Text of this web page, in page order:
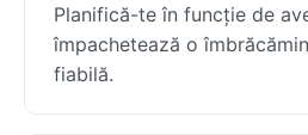
Planifică-te în funcție de
împachetează o
fiabilă.